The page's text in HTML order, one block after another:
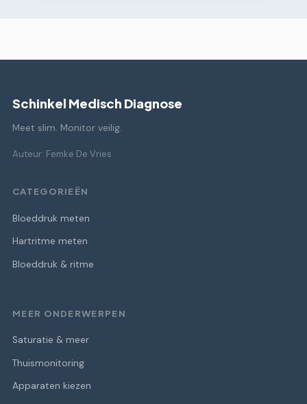
Schinkel Medisch Diagnose
Meet slim. Monitor veilig.
Auteur: Femke De Vries
CATEGORIEËN
Bloeddruk meten
Hartritme meten
Bloeddruk & ritme
MEER ONDERWERPEN
Saturatie & meer
Thuismonitoring
Apparaten kiezen